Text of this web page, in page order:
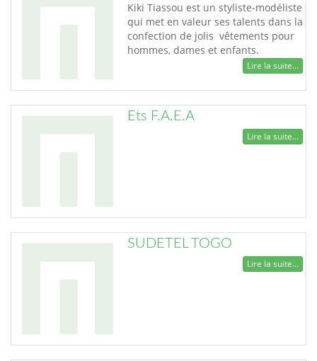
Kiki Tiassou est un styliste-modéliste
qui met en valeur ses talents dans la
confection de jolis vêtements pour
hommes, dames et enfants.
Lire la suite...
Ets F.A.E.A
Lire la suite...
SUDETEL TOGO
Lire la suite...